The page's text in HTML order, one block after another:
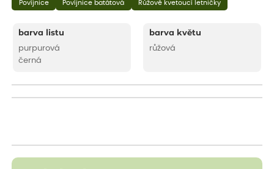
Povíjnice Povíjnice batátová Růžově kvetoucí letničky
barva listu
purpurová
černá
barva květu
růžová